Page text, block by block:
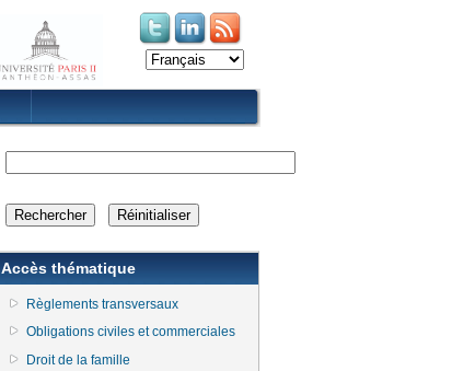
(le lien est externe)
(le lien est externe)
Accès thématique
Règlements transversaux
Obligations civiles et commerciales
Droit de la famille